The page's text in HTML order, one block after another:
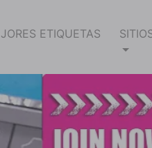
ETIQUETAS